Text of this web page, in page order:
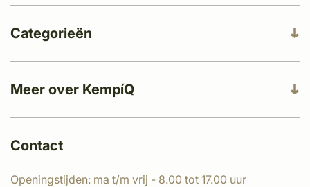
Meer over KempíQ
Categorieën
Contact
Openingstijden: ma t/m vrij - 8.00 tot 17.00 uur